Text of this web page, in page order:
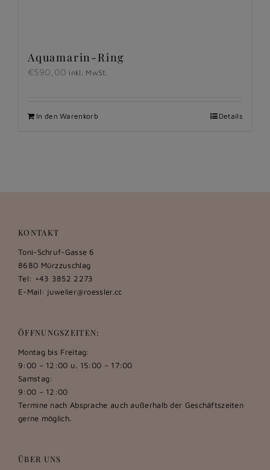
Aquamarin-Ring
€590,00 inkl. MwSt.
In den Warenkorb Details
KONTAKT
Toni-Schruf-Gasse 6
8680 Mürzzuschlag
Tel: +43 3852 2273
E-Mail: juwelier@roessler.cc
ÖFFNUNGSZEITEN:
Montag bis Freitag:
9:00 – 12:00 u. 15:00 – 17:00
Samstag:
9:00 – 12:00
Termine nach Absprache auch außerhalb der Geschäftszeiten
gerne möglich.
ÜBER UNS